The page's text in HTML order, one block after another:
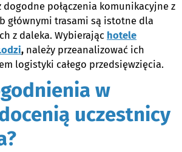
dogodne połączenia komunikacyjne z
głównymi trasami są istotne dla
z daleka. Wybierając hotele
, należy przeanalizować ich
logistyki całego przedsięwzięcia.
w
uczestnicy